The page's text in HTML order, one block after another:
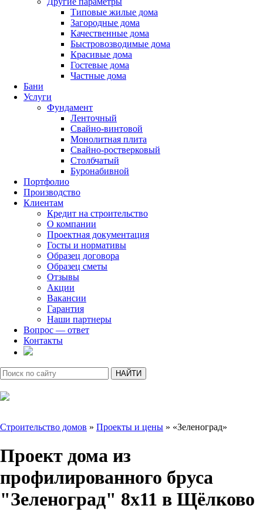
Типовые жилые дома
Загородные дома
Качественные дома
Быстровозводимые дома
Красивые дома
Гостевые дома
Частные дома
Бани
Услуги
Фундамент
Ленточный
Свайно-винтовой
Монолитная плита
Свайно-ростверковый
Столбчатый
Буронабивной
Портфолио
Производство
Клиентам
Кредит на строительство
О компании
Проектная документация
Госты и нормативы
Образец договора
Образец сметы
Отзывы
Акции
Вакансии
Гарантия
Наши партнеры
Вопрос — ответ
Контакты
Строительство домов » Проекты и цены » «Зеленоград»
Проект дома из
профилированного бруса
"Зеленоград" 8х11 в Щёлково